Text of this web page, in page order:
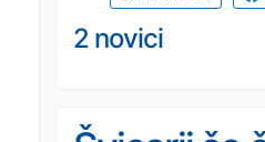
2 novici